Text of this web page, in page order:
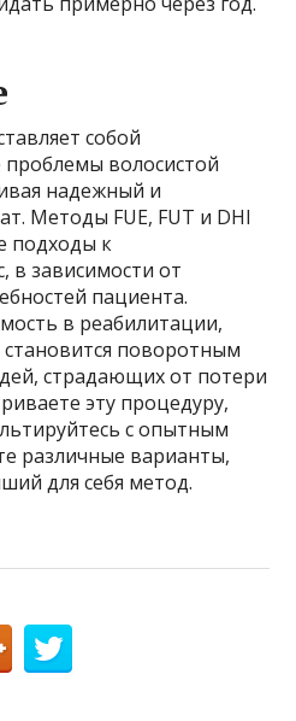
собой
волосистой
надежный и
Методы FUE, FUT и DHI
подходы к
в зависимости от
пациента.
в реабилитации,
становится поворотным
страдающих от потери
эту процедуру,
с опытным
различные варианты,
для себя метод.